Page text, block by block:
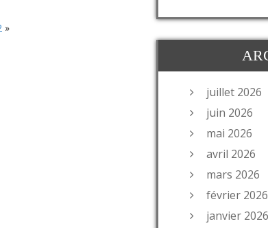
»
juillet 2026
juin 2026
mai 2026
avril 2026
mars 2026
février 2026
janvier 2026